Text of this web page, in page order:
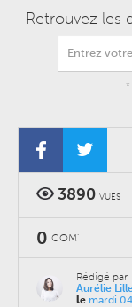
Retrouvez les
*
3890 VUES
0 COM'
Rédigé par
Aurélie
le mardi